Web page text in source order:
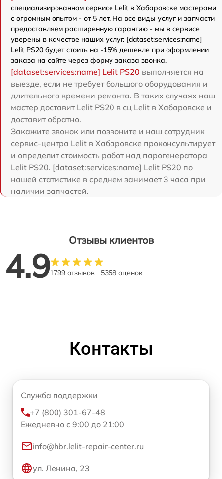
специализированном сервисе Lelit в Хабаровске мастерами
с огромным опытом - от 5 лет. На все виды услуг и запчасти
предоставляем расширенную гарантию - мы в сервисе
уверены в качестве наших услуг. [dataset:services:name]
Lelit PS20 будет стоить на -15% дешевле при оформлении
заказа на сайте через форму заказа звонка.
[dataset:services:name] Lelit PS20 выполняется на
выезде, если не требует большого оборудования и
длительного времени ремонта. В таких случаях наш
мастер доставит Lelit PS20 в сц Lelit в Хабаровске и
доставит обратно.
Закажите звонок или позвоните и наш сотрудник
сервис-центра Lelit в Хабаровске проконсультирует
и определит стоимость работ над парогенератора
Lelit PS20. [dataset:services:name] Lelit PS20 по
нашей статистике в среднем занимает 3 часа при
наличии запчастей.
Отзывы клиентов
4.91799 отзывов 5358 оценок
Контакты
Служба поддержки
+7 (800) 301-67-48
Ежедневно с 9:00 до 21:00
info@hbr.lelit-repair-center.ru
ул. Ленина, 23